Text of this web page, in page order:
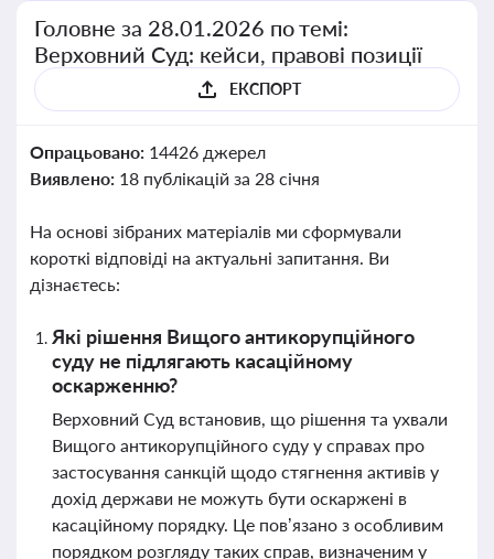
Головне за 28.01.2026 по темі:
Верховний Суд: кейси, правові позиції
ЕКСПОРТ
Опрацьовано: 14426 джерел
Виявлено: 18 публікацій за 28 січня
На основі зібраних матеріалів ми сформували
короткі відповіді на актуальні запитання. Ви
дізнаєтесь:
Які рішення Вищого антикорупційного
суду не підлягають касаційному
оскарженню?
Верховний Суд встановив, що рішення та ухвали
Вищого антикорупційного суду у справах про
застосування санкцій щодо стягнення активів у
дохід держави не можуть бути оскаржені в
касаційному порядку. Це пов’язано з особливим
порядком розгляду таких справ, визначеним у